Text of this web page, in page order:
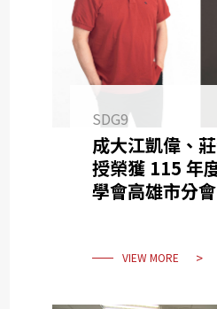
SDG9
成大江凱偉、
授榮獲 115 年
學會高雄市分
VIEW MORE